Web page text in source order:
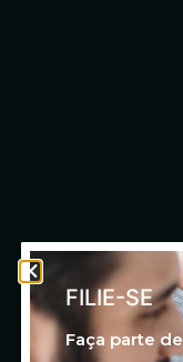
FILIE-SE
Faça parte